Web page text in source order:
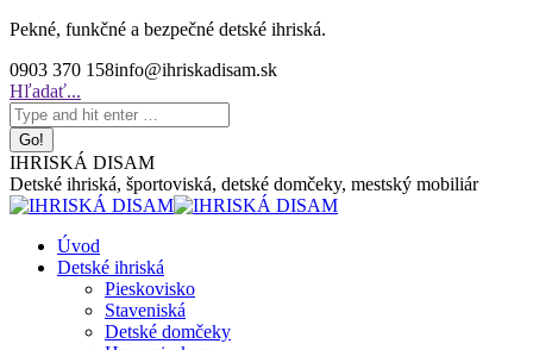
Skip
content
Pekné, funkčné a bezpečné detské ihriská.
0903 370 158info@ihriskadisam.sk
Search:
Hľadať...
IHRISKÁ DISAM
Detské ihriská, športoviská, detské domčeky, mestský mobiliár
Úvod
Detské ihriská
Pieskovisko
Staveniská
Detské domčeky